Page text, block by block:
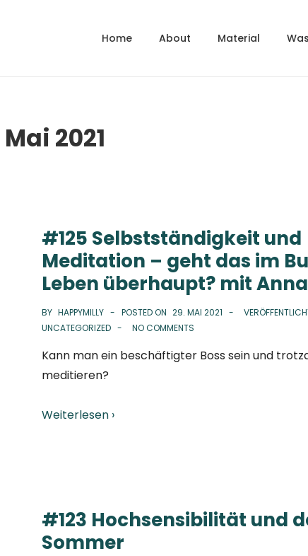
Home About Material
Mai 2021
#125 Selbstständigkeit und
Meditation – geht das im
Leben überhaupt? mit Anna
BY HAPPYMILLY POSTED ON 29. MAI 2021
UNCATEGORIZED
NO COMMENTS
Kann man ein beschäftigter Boss sein und
meditieren?
Weiterlesen ›
#123 Hochsensibilität und
Sommer